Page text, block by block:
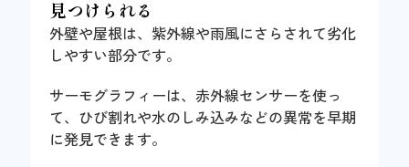
見つけられる
外壁や屋根は、紫外線や雨風にさらされて劣化
しやすい部分です。
サーモグラフィーは、赤外線センサーを使っ
て、ひび割れや水のしみ込みなどの異常を早期
に発見できます。